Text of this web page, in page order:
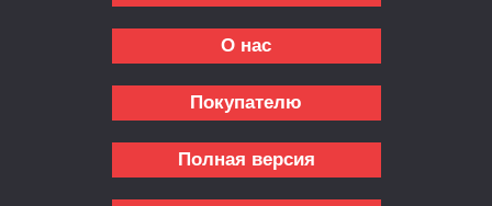
О нас
Покупателю
Полная версия